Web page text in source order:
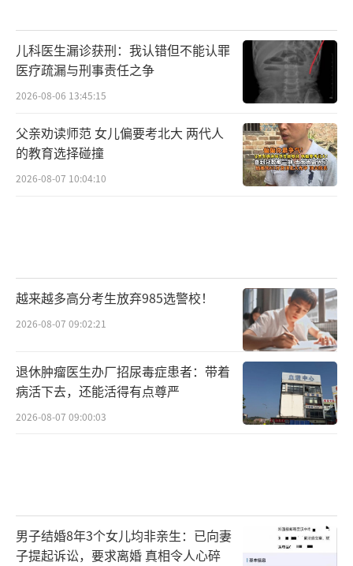
儿科医生漏诊获刑：我认错但不能认罪
医疗疏漏与刑事责任之争
2026-08-06 13:45:15
父亲劝读师范 女儿偏要考北大 两代人
的教育选择碰撞
2026-08-07 10:04:10
越来越多高分考生放弃985选警校！
2026-08-07 09:02:21
退休肿瘤医生办厂招尿毒症患者：带着
病活下去，还能活得有点尊严
2026-08-07 09:00:03
男子结婚8年3个女儿均非亲生：已向妻
子提起诉讼，要求离婚 真相令人心碎